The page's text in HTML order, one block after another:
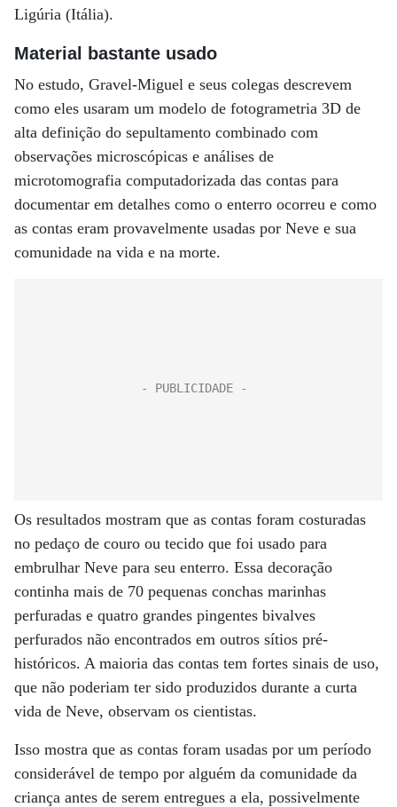
Ligúria (Itália).
Material bastante usado
No estudo, Gravel-Miguel e seus colegas descrevem
como eles usaram um modelo de fotogrametria 3D de
alta definição do sepultamento combinado com
observações microscópicas e análises de
microtomografia computadorizada das contas para
documentar em detalhes como o enterro ocorreu e como
as contas eram provavelmente usadas por Neve e sua
comunidade na vida e na morte.
Os resultados mostram que as contas foram costuradas
no pedaço de couro ou tecido que foi usado para
embrulhar Neve para seu enterro. Essa decoração
continha mais de 70 pequenas conchas marinhas
perfuradas e quatro grandes pingentes bivalves
perfurados não encontrados em outros sítios pré-
históricos. A maioria das contas tem fortes sinais de uso,
que não poderiam ter sido produzidos durante a curta
vida de Neve, observam os cientistas.
Isso mostra que as contas foram usadas por um período
considerável de tempo por alguém da comunidade da
criança antes de serem entregues a ela, possivelmente